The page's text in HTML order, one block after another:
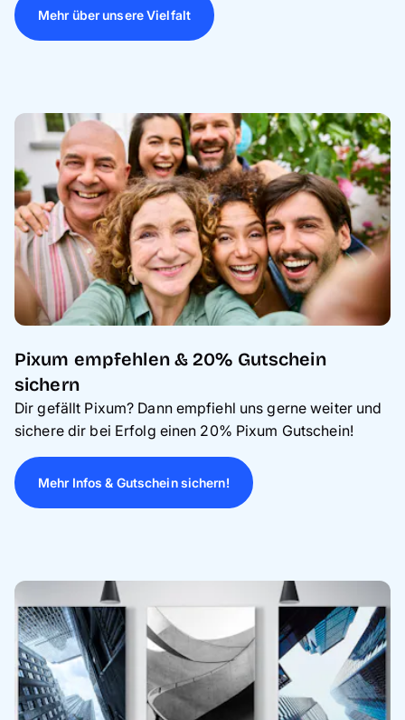
Mehr über unsere Vielfalt
Pixum empfehlen & 20% Gutschein
sichern
Dir gefällt Pixum? Dann empfiehl uns gerne weiter und
sichere dir bei Erfolg einen 20% Pixum Gutschein!
Mehr Infos & Gutschein sichern!